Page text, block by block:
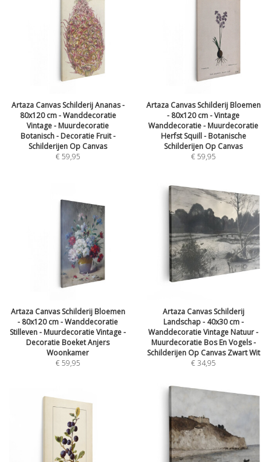
Artaza Canvas Schilderij Ananas -
80x120 cm - Wanddecoratie
Vintage - Muurdecoratie
Botanisch - Decoratie Fruit -
Schilderijen Op Canvas
€59,95
Artaza Canvas Schilderij Bloemen
- 80x120 cm - Vintage
Wanddecoratie - Muurdecoratie
Herfst Squill - Botanische
Schilderijen Op Canvas
€59,95
Artaza Canvas Schilderij Bloemen
- 80x120 cm - Wanddecoratie
Stilleven - Muurdecoratie Vintage -
Decoratie Boeket Anjers
Woonkamer
€59,95
Artaza Canvas Schilderij
Landschap - 40x30 cm -
Wanddecoratie Vintage Natuur -
Muurdecoratie Bos En Vogels -
Schilderijen Op Canvas Zwart Wit
€34,95